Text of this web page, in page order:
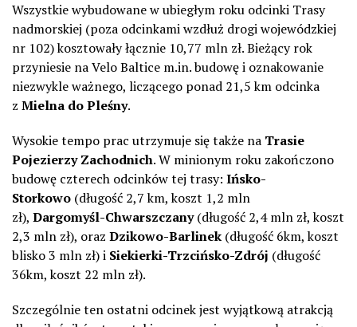
Wszystkie wybudowane w ubiegłym roku odcinki Trasy
nadmorskiej (poza odcinkami wzdłuż drogi wojewódzkiej
nr 102) kosztowały łącznie 10,77 mln zł. Bieżący rok
przyniesie na Velo Baltice m.in. budowę i oznakowanie
niezwykle ważnego, liczącego ponad 21,5 km odcinka
z Mielna do Pleśny.
Wysokie tempo prac utrzymuje się także na Trasie
Pojezierzy Zachodnich. W minionym roku zakończono
budowę czterech odcinków tej trasy: Ińsko-
Storkowo (długość 2,7 km, koszt 1,2 mln
zł), Dargomyśl-Chwarszczany(długość 2,4 mln zł, koszt
2,3 mln zł), oraz Dzikowo-Barlinek (długość 6km, koszt
blisko 3 mln zł) i Siekierki-Trzcińsko-Zdrój (długość
36km, koszt 22 mln zł).
Szczególnie ten ostatni odcinek jest wyjątkową atrakcją